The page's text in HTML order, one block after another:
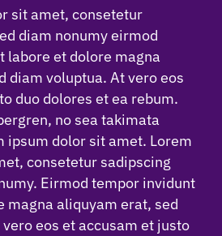
sit amet, consetetur
diam nonumy eirmod
labore et dolore magna
diam voluptua. At vero eos
duo dolores et ea rebum.
no sea takimata
ipsum dolor sit amet. Lorem
consetetur sadipscing
Eirmod tempor invidunt
magna aliquyam erat, sed
eos et accusam et justo